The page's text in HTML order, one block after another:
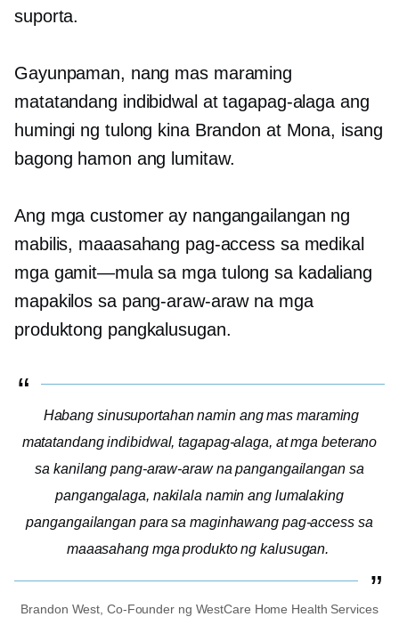
suporta.
Gayunpaman, nang mas maraming
matatandang indibidwal at tagapag-alaga ang
humingi ng tulong kina Brandon at Mona, isang
bagong hamon ang lumitaw.
Ang mga customer ay nangangailangan ng
mabilis, maaasahang pag-access sa medikal
mga gamit—mula sa mga tulong sa kadaliang
mapakilos sa pang-araw-araw na mga
produktong pangkalusugan.
Habang sinusuportahan namin ang mas maraming
matatandang indibidwal, tagapag-alaga, at mga beterano
sa kanilang pang-araw-araw na pangangailangan sa
pangangalaga, nakilala namin ang lumalaking
pangangailangan para sa maginhawang pag-access sa
maaasahang mga produkto ng kalusugan.
Brandon West, Co-Founderng WestCare Home Health Services